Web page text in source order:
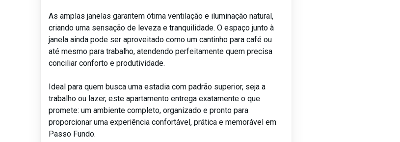
As amplas janelas garantem ótima ventilação e iluminação natural,
criando uma sensação de leveza e tranquilidade. O espaço junto à
janela ainda pode ser aproveitado como um cantinho para café ou
até mesmo para trabalho, atendendo perfeitamente quem precisa
conciliar conforto e produtividade.
Ideal para quem busca uma estadia com padrão superior, seja a
trabalho ou lazer, este apartamento entrega exatamente o que
promete: um ambiente completo, organizado e pronto para
proporcionar uma experiência confortável, prática e memorável em
Passo Fundo.